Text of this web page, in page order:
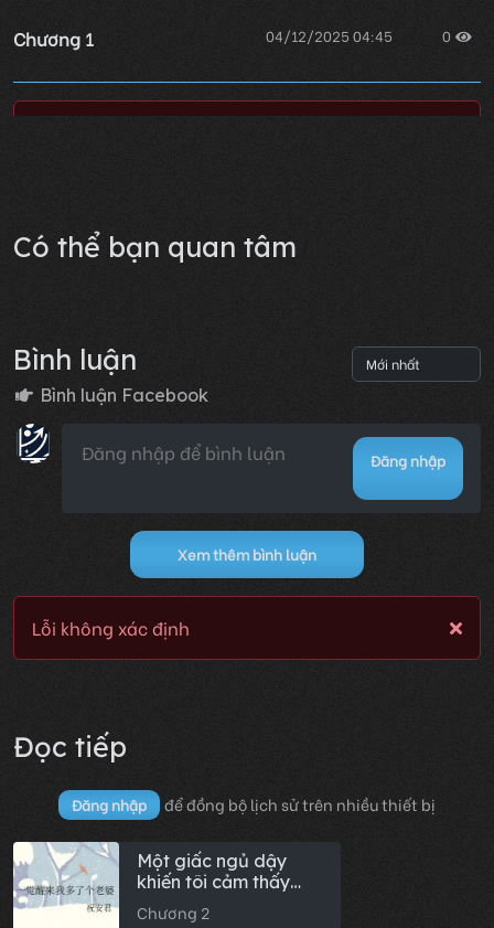
Chương 1 04/12/2025 04:45 0
Có thể bạn quan tâm
Bình luận
Bình luận Facebook
Đăng nhập
Xem thêm bình luận
Lỗi không xác định
Đọc tiếp
Đăng nhập để đồng bộ lịch sử trên nhiều thiết bị
Một giấc ngủ dậy
khiến tôi cảm thấy
như một bà lão.
Chương 2